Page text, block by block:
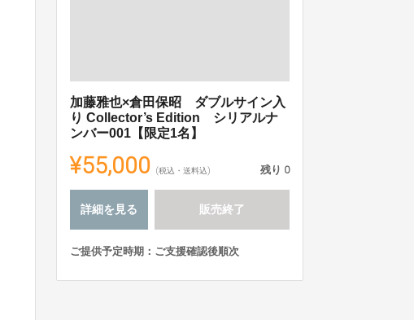
加藤雅也×倉田保昭 ダブルサイン入
り Collector’s Edition シリアルナ
ンバー001【限定1名】
¥55,000 (税込・送料込) 残り 0
詳細を見る 販売終了
ご提供予定時期：ご支援確認後順次